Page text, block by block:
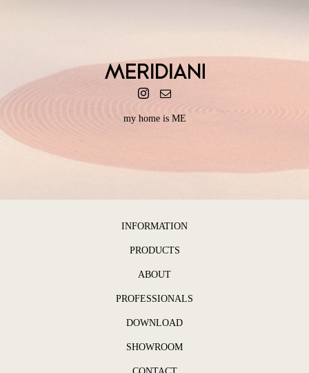
my home is ME
INFORMATION
PRODUCTS
ABOUT
PROFESSIONALS
DOWNLOAD
SHOWROOM